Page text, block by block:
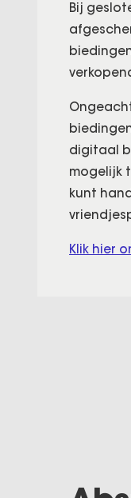
Bij
digitaal
mogelijk
kunt
Klik hier